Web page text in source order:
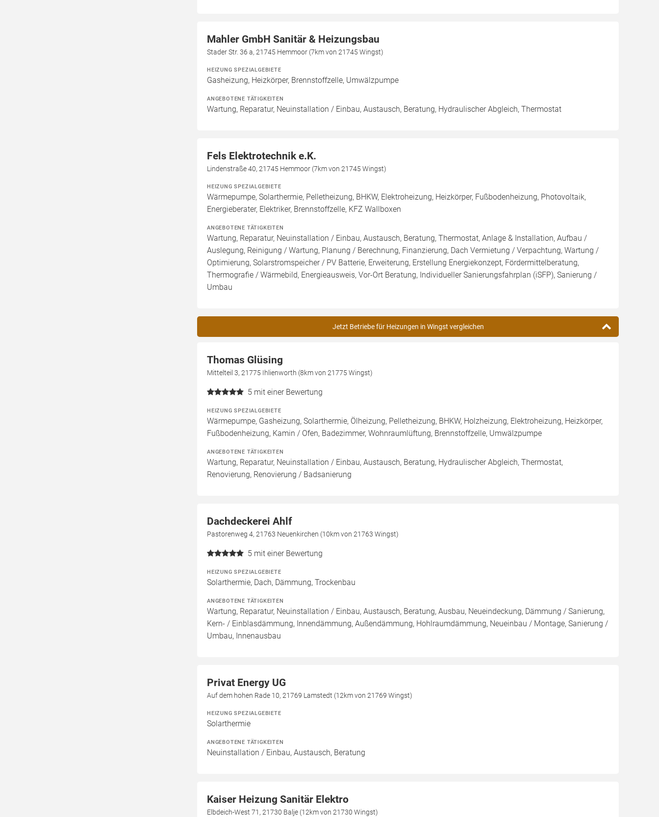
Mahler GmbH Sanitär & Heizungsbau
Stader Str. 36 a, 21745 Hemmoor (7km von 21745 Wingst)
HEIZUNG SPEZIALGEBIETE
Gasheizung, Heizkörper, Brennstoffzelle, Umwälzpumpe
ANGEBOTENE TÄTIGKEITEN
Wartung, Reparatur, Neuinstallation / Einbau, Austausch, Beratung, Hydraulischer Abgleich, Thermostat
Fels Elektrotechnik e.K.
Lindenstraße 40, 21745 Hemmoor (7km von 21745 Wingst)
HEIZUNG SPEZIALGEBIETE
Wärmepumpe, Solarthermie, Pelletheizung, BHKW, Elektroheizung, Heizkörper, Fußbodenheizung, Photovoltaik,
Energieberater, Elektriker, Brennstoffzelle, KFZ Wallboxen
ANGEBOTENE TÄTIGKEITEN
Wartung, Reparatur, Neuinstallation / Einbau, Austausch, Beratung, Thermostat, Anlage & Installation, Aufbau /
Auslegung, Reinigung / Wartung, Planung / Berechnung, Finanzierung, Dach Vermietung / Verpachtung, Wartung /
Optimierung, Solarstromspeicher / PV Batterie, Erweiterung, Erstellung Energiekonzept, Fördermittelberatung,
Thermografie / Wärmebild, Energieausweis, Vor-Ort Beratung, Individueller Sanierungsfahrplan (iSFP), Sanierung /
Umbau
Jetzt Betriebe für Heizungen in Wingst vergleichen
Thomas Glüsing
Mittelteil 3, 21775 Ihlienworth (8km von 21775 Wingst)
5 mit einer Bewertung
HEIZUNG SPEZIALGEBIETE
Wärmepumpe, Gasheizung, Solarthermie, Ölheizung, Pelletheizung, BHKW, Holzheizung, Elektroheizung, Heizkörper,
Fußbodenheizung, Kamin / Ofen, Badezimmer, Wohnraumlüftung, Brennstoffzelle, Umwälzpumpe
ANGEBOTENE TÄTIGKEITEN
Wartung, Reparatur, Neuinstallation / Einbau, Austausch, Beratung, Hydraulischer Abgleich, Thermostat,
Renovierung, Renovierung / Badsanierung
Dachdeckerei Ahlf
Pastorenweg 4, 21763 Neuenkirchen (10km von 21763 Wingst)
5 mit einer Bewertung
HEIZUNG SPEZIALGEBIETE
Solarthermie, Dach, Dämmung, Trockenbau
ANGEBOTENE TÄTIGKEITEN
Wartung, Reparatur, Neuinstallation / Einbau, Austausch, Beratung, Ausbau, Neueindeckung, Dämmung / Sanierung,
Kern- / Einblasdämmung, Innendämmung, Außendämmung, Hohlraumdämmung, Neueinbau / Montage, Sanierung /
Umbau, Innenausbau
Privat Energy UG
Auf dem hohen Rade 10, 21769 Lamstedt (12km von 21769 Wingst)
HEIZUNG SPEZIALGEBIETE
Solarthermie
ANGEBOTENE TÄTIGKEITEN
Neuinstallation / Einbau, Austausch, Beratung
Kaiser Heizung Sanitär Elektro
Elbdeich-West 71, 21730 Balje (12km von 21730 Wingst)